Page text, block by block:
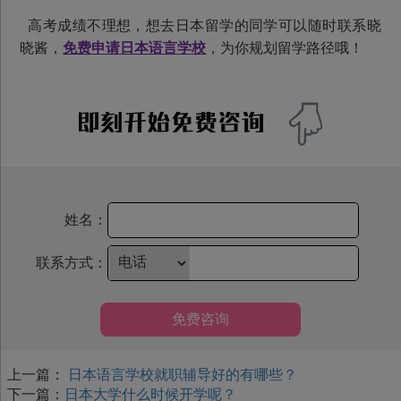
高考成绩不理想，想去日本留学的同学可以随时联系晓
晓酱，免费申请日本语言学校 ，为你规划留学路径哦！
姓名：
联系方式：
免费咨询
上一篇：
日本语言学校就职辅导好的有哪些？
下一篇： 日本大学什么时候开学呢？